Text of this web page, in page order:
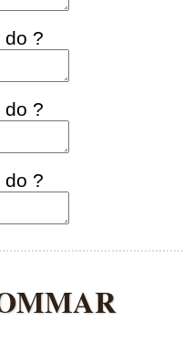
do ?
do ?
do ?